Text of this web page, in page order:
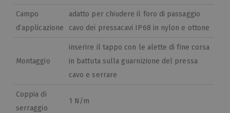
Campo
d’applicazione
adatto per chiudere il foro di passaggio
cavo dei pressacavi IP68 in nylon e ottone
Montaggio
inserire il tappo con le alette di fine corsa
in battuta sulla guarnizione del pressa
cavo e serrare
Coppia di
serraggio
1 N/m